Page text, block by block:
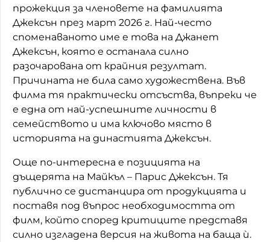
прожекция за членовете на фамилията
Джексън през март 2026 г. Най-често
споменаваното име е това на Джанет
Джексън, която е останала силно
разочарована от крайния резултат.
Причината не била само художествена. Във
филма тя практически отсъства, въпреки че
е една от най-успешните личности в
семейството и има ключово място в
историята на династията Джексън.
Още по-интересна е позицията на
дъщерята на Майкъл – Парис Джексън. Тя
публично се дистанцира от продукцията и
поставя под въпрос необходимостта от
филм, който според критиците представя
силно изгладена версия на живота на баща ѝ.